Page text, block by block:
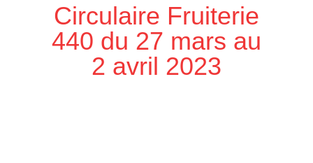
Circulaire Fruiterie
440 du 27 mars au
2 avril 2023